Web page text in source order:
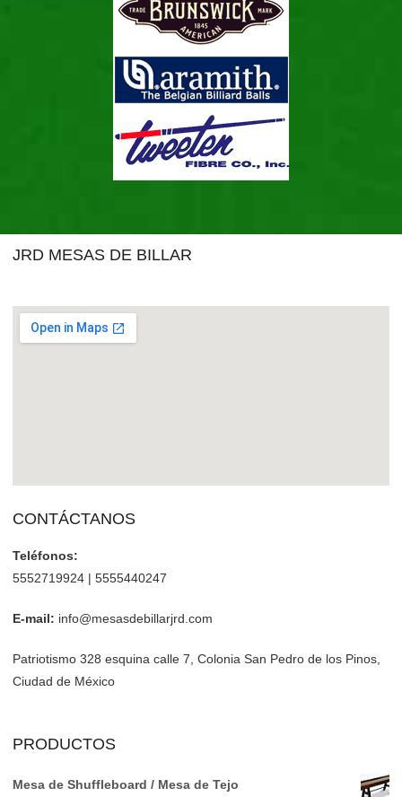
JRD MESAS DE BILLAR
CONTÁCTANOS
Teléfonos:
5552719924 | 5555440247
E-mail: info@mesasdebillarjrd.com
Patriotismo 328 esquina calle 7, Colonia San Pedro de los Pinos,
Ciudad de México
PRODUCTOS
Mesa de Shuffleboard / Mesa de Tejo